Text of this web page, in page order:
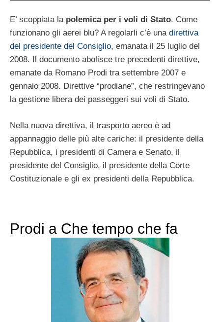
E’ scoppiata la polemica per i voli di Stato. Come
funzionano gli aerei blu? A regolarli c’è una direttiva
del presidente del Consiglio, emanata il 25 luglio del
2008. Il documento abolisce tre precedenti direttive,
emanate da Romano Prodi tra settembre 2007 e
gennaio 2008. Direttive “prodiane”, che restringevano
la gestione libera dei passeggeri sui voli di Stato.
Nella nuova direttiva, il trasporto aereo è ad
appannaggio delle più alte cariche: il presidente della
Repubblica, i presidenti di Camera e Senato, il
presidente del Consiglio, il presidente della Corte
Costituzionale e gli ex presidenti della Repubblica.
Prodi a Che tempo che fa